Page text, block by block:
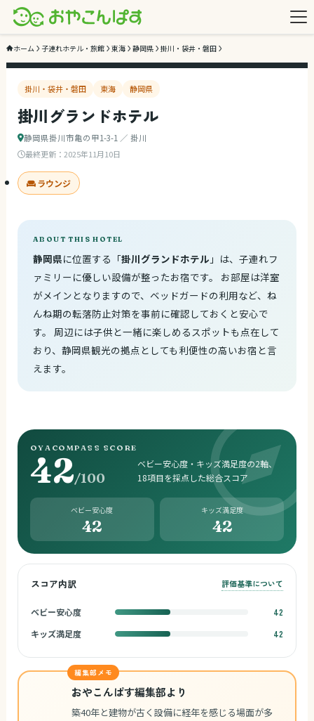
ホーム 子連れホテル・旅館 東海 静岡県 掛川・袋井・磐田
掛川・袋井・磐田 東海 静岡県
掛川グランドホテル
静岡県掛川市亀の甲1-3-1 ／ 掛川
最終更新： 2025年11月10日
ラウンジ
ABOUT THIS HOTEL
静岡県に位置する「掛川グランドホテル 」は、子連れフ
ァミリーに優しい設備が整ったお宿です。 お部屋は洋室
がメインとなりますので、ベッドガードの利用など、ね
んね期の転落防止対策を事前に確認しておくと安心で
す。 周辺には子供と一緒に楽しめるスポットも点在して
おり、静岡県観光の拠点としても利便性の高いお宿と言
えます。
OYACOMPASS SCORE
42/100
ベビー安心度・キッズ満足度の2軸、
18項目を採点した総合スコア
ベビー安心度
42
キッズ満足度
42
スコア内訳 評価基準について
ベビー安心度
42
キッズ満足度
42
編集部メモ
おやこんぱす編集部より
築40年と建物が古く設備に経年を感じる場面が多